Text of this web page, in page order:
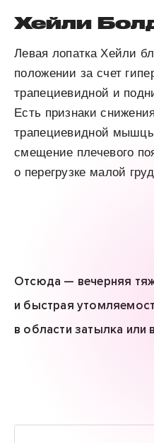
Хейли
Левая лопатка Хейли
положении за счет
трапециевидной и
Есть признаки
трапециевидной
смещение плечевого
о перегрузке малой
Отсюда — вечерняя
и быстрая
в области затылка или